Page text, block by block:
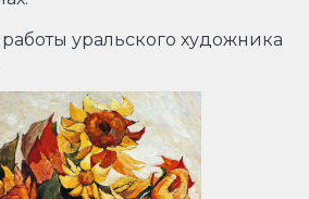
уральского художника